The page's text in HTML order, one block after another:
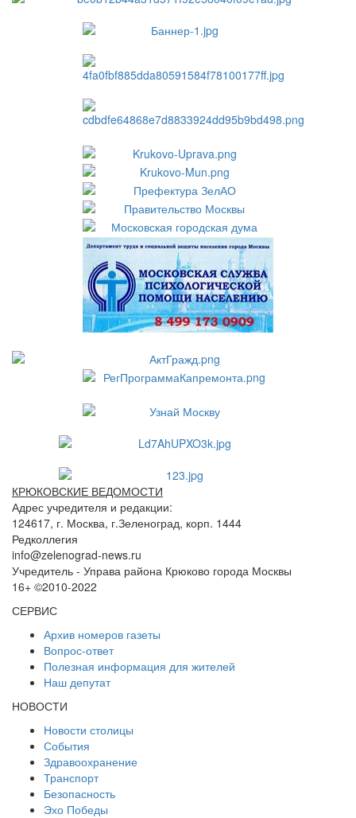
КРЮКОВСКИЕ ВЕДОМОСТИ
Адрес учредителя и редакции:
124617, г. Москва, г.Зеленоград, корп. 1444
Редколлегия
info@zelenograd-news.ru
Учредитель - Управа района Крюково города Москвы
16+ ©2010-2022
СЕРВИС
Архив номеров газеты
Вопрос-ответ
Полезная информация для жителей
Наш депутат
НОВОСТИ
Новости столицы
События
Здравоохранение
Транспорт
Безопасность
Эхо Победы